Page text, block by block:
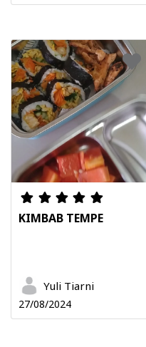
KIMBAB TEMPE
Yuli Tiarni
27/08/2024